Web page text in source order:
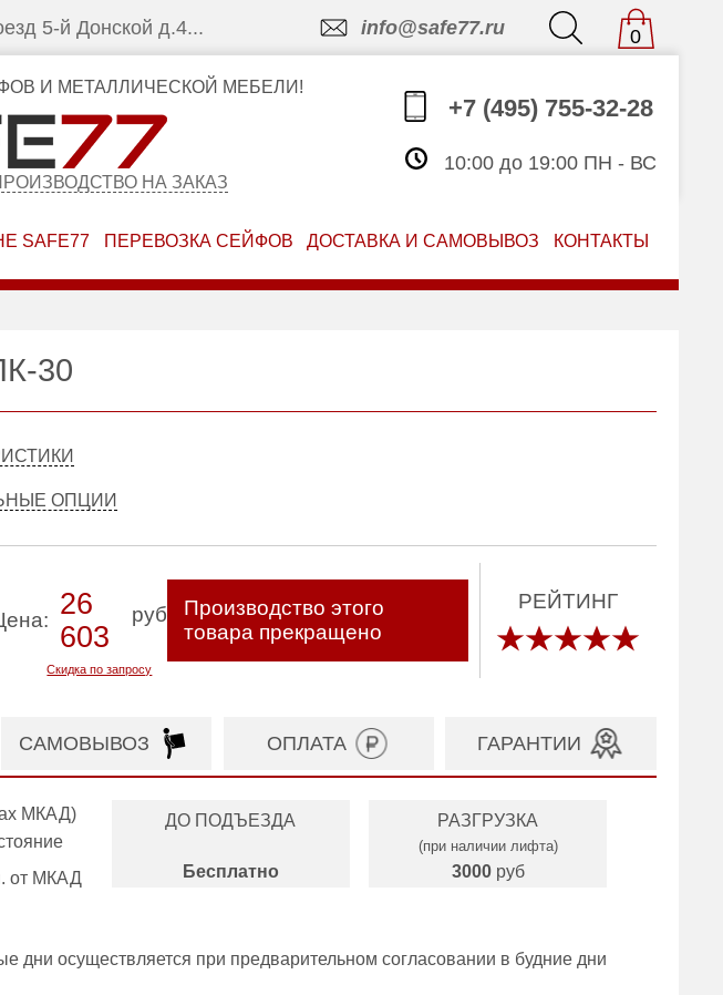
5-й Донской д.4... info@safe77.ru 0
И МЕТАЛЛИЧЕСКОЙ МЕБЕЛИ!
НА ЗАКАЗ
+7 (495) 755-32-28
10:00 до 19:00 ПН - ВС
SAFE77 ПЕРЕВОЗКА СЕЙФОВ ДОСТАВКА И САМОВЫВОЗ КОНТАКТЫ
30
ОПЦИИ
26
603
Скидка по запросу
руб
Производство этого
товара прекращено
РЕЙТИНГ
САМОВЫВОЗ ОПЛАТА ГАРАНТИИ
МКАД)
от МКАД
ДО ПОДЪЕЗДА
Бесплатно
РАЗГРУЗКА
(при наличии лифта)
3000 руб
дни осуществляется при предварительном согласовании в будние дни